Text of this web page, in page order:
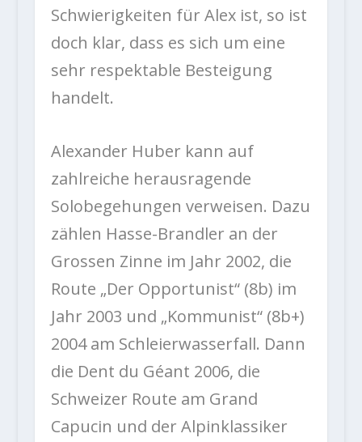
Schwierigkeiten für Alex ist, so ist
doch klar, dass es sich um eine
sehr respektable Besteigung
handelt.
Alexander Huber kann auf
zahlreiche herausragende
Solobegehungen verweisen. Dazu
zählen Hasse-Brandler an der
Grossen Zinne im Jahr 2002, die
Route „Der Opportunist“ (8b) im
Jahr 2003 und „Kommunist“ (8b+)
2004 am Schleierwasserfall. Dann
die Dent du Géant 2006, die
Schweizer Route am Grand
Capucin und der Alpinklassiker